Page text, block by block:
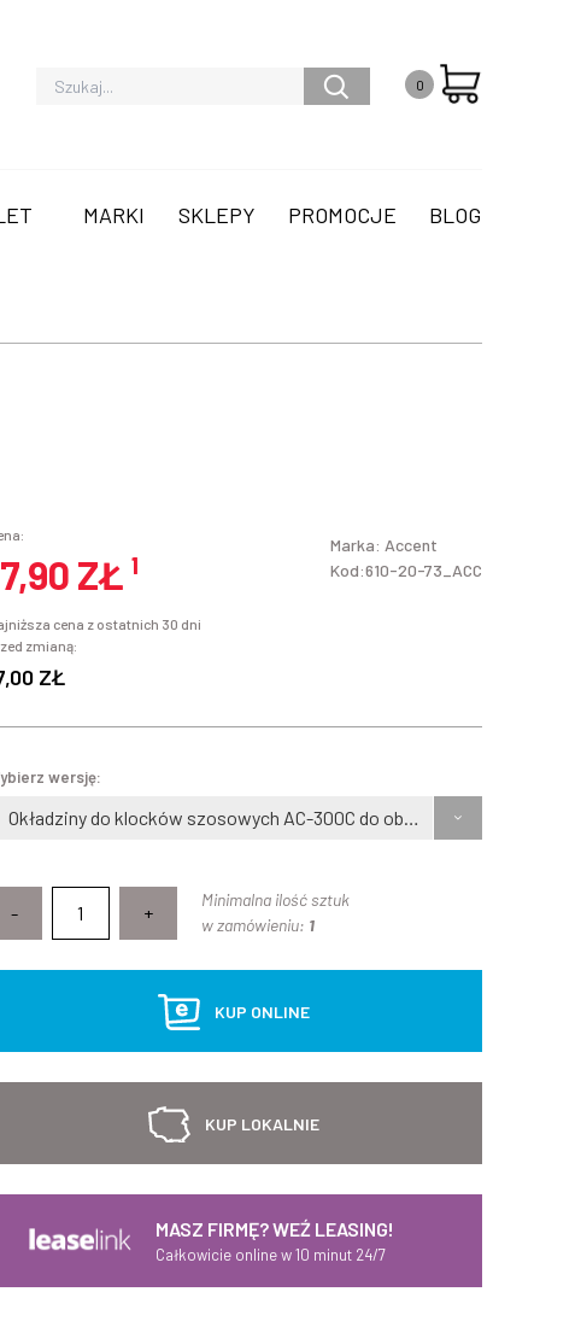
0
MARKI SKLEPY PROMOCJE BLOG
ZŁ¹
cena z ostatnich 30 dni
zmianą:
ZŁ
Marka: Accent
Kod:610-20-73_ACC
wersję:
Okładziny do klocków szosowych AC-300C do obręczy karbonowych
- +
Minimalna ilość sztuk
w zamówieniu: 1
KUP ONLINE
KUP LOKALNIE
MASZ FIRMĘ? WEŹ LEASING!
Całkowicie online w 10 minut 24/7